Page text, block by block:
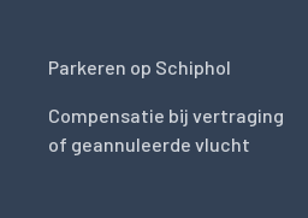
Parkeren op Schiphol
Compensatie bij vertraging
of geannuleerde vlucht